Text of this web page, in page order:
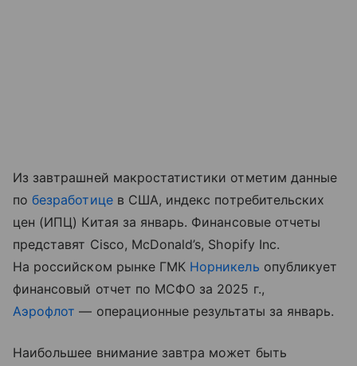
Из завтрашней макростатистики отметим данные
побезработицев США, индекс потребительских
цен (ИПЦ) Китая за январь. Финансовые отчеты
представят Cisco, McDonald’s, Shopify Inc.
На российском рынке ГМК Норникель опубликует
финансовый отчет по МСФО за 2025 г.,
Аэрофлот — операционные результаты за январь.
Наибольшее внимание завтра может быть